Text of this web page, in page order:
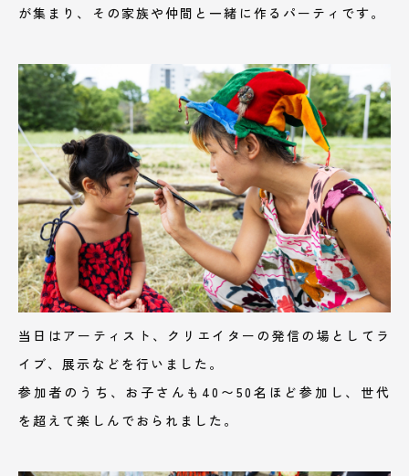
が集まり、その家族や仲間と一緒に作るパーティです。
当日はアーティスト、クリエイターの発信の場としてラ
イブ、展示などを行いました。
参加者のうち、お子さんも40〜50名ほど参加し、世代
を超えて楽しんでおられました。